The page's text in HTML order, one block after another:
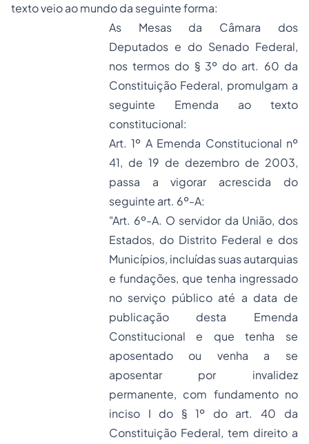
texto veio ao mundo da seguinte forma:
As Mesas da Câmara dos
Deputados e do Senado Federal,
nos termos do § 3º do art. 60 da
Constituição Federal, promulgam a
seguinte Emenda ao texto
constitucional:
Art. 1º A Emenda Constitucional nº
41, de 19 de dezembro de 2003,
passa a vigorar acrescida do
seguinte art. 6º-A:
"Art. 6º-A. O servidor da União, dos
Estados, do Distrito Federal e dos
Municípios, incluídas suas autarquias
e fundações, que tenha ingressado
no serviço público até a data de
publicação desta Emenda
Constitucional e que tenha se
aposentado ou venha a se
aposentar por invalidez
permanente, com fundamento no
inciso I do § 1º do art. 40 da
Constituição Federal, tem direito a